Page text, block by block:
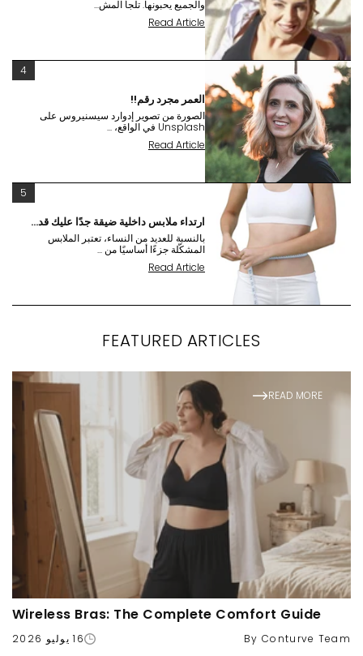
والجميع يحبونها. تلجأ المش...
Read Article
العمر مجرد رقم!!
الصورة من تصوير إدوارد سيسنيروس على
Unsplash في الواقع، ...
Read Article
ارتداء ملابس داخلية ضيقة جدًا عليك قد...
بالنسبة للعديد من النساء، تعتبر الملابس
المشكّلة جزءًا أساسيًا من ...
Read Article
FEATURED ARTICLES
READ MORE
Wireless Bras: The Complete Comfort Guide
By Conturve Team 16 يوليو 2026